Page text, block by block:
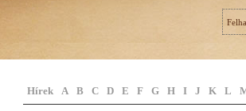
Hírek A B C D E F G H I J K L